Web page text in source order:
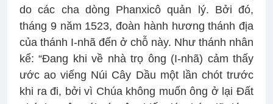
do các cha dòng Phanxicô quản lý. Bởi đó,
tháng 9 năm 1523, đoàn hành hương thánh địa
của thánh I-nhã đến ở chỗ này. Như thánh nhân
kể: “Đang khi về nhà trọ ông (I-nhã) cảm thấy
ước ao viếng Núi Cây Dầu một lần chót trước
khi ra đi, bởi vì Chúa không muốn ông ở lại Đất